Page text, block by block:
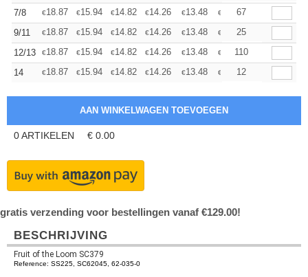
7/8
€18.87 €15.94 €14.82 €14.26 €13.48 € 12.46
67
9/11
€18.87 €15.94 €14.82 €14.26 €13.48 € 12.46
25
12/13
€18.87 €15.94 €14.82 €14.26 €13.48 € 12.46
110
14
€18.87 €15.94 €14.82 €14.26 €13.48 € 12.46
12
0ARTIKELEN € 0.00
gratis verzending voor bestellingen vanaf €129.00!
BESCHRIJVING
Fruit of the Loom SC379
Reference: SS225, SC62045, 62-035-0